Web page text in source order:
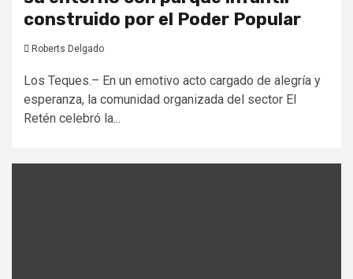
construido por el Poder Popular
Roberts Delgado
Los Teques.– En un emotivo acto cargado de alegría y
esperanza, la comunidad organizada del sector El
Retén celebró la...